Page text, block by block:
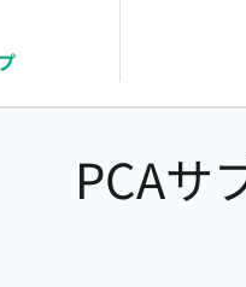
販売管理
PCAサ